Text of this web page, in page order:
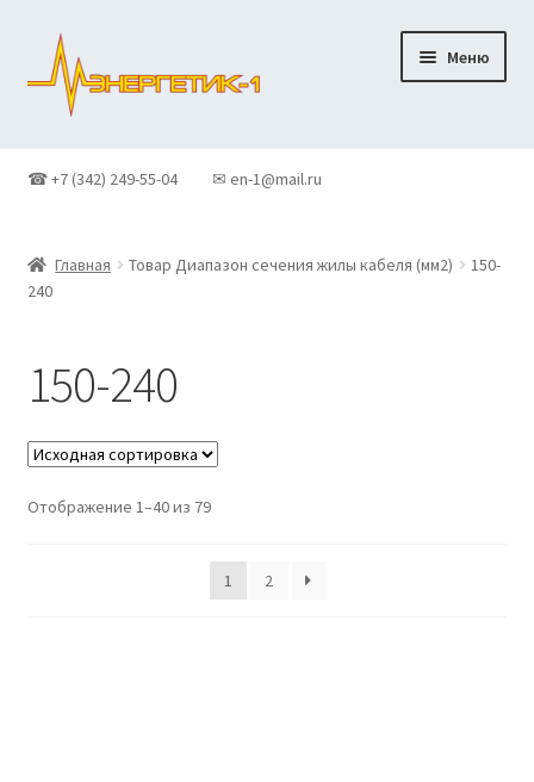
Перейти
навигации
Перейти
содержимому
Меню
Контакты
Новости
О Компании
☎ +7 (342) 249-55-04 ✉ en-1@mail.ru
Главная Товар Диапазон сечения жилы кабеля (мм2)
150-
240
150-240
Отображение 1–40 из 79
1 2